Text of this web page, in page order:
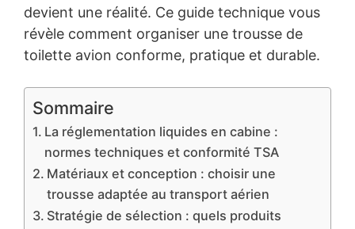
devient une réalité. Ce guide technique vous
révèle comment organiser une trousse de
toilette avion conforme, pratique et durable.
Sommaire
La réglementation liquides en cabine :
normes techniques et conformité TSA
Matériaux et conception : choisir une
trousse adaptée au transport aérien
Stratégie de sélection : quels produits